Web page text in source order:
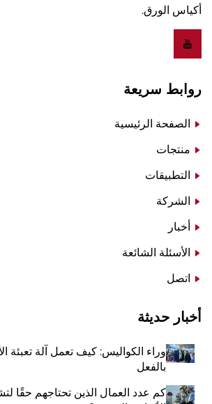
أكياس الورق.
روابط سريعة
الصفحة الرئيسية
منتجات
التطبيقات
الشركة
أخبار
الأسئلة الشائعة
اتصل
أخبار حديثة
وراء الكواليس: كيف تعمل آلة تعبئة
بالفعل
كم عدد العمال الذين تحتاجهم حقًا